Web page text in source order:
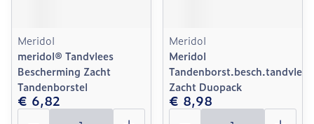
Meridol
meridol® Tandvlees
Bescherming Zacht
Tandenborstel
€ 6,82
Aantal
Meridol
Meridol
Tandenborst.besch.tandvlees
Zacht Duopack
€ 8,98
Aantal